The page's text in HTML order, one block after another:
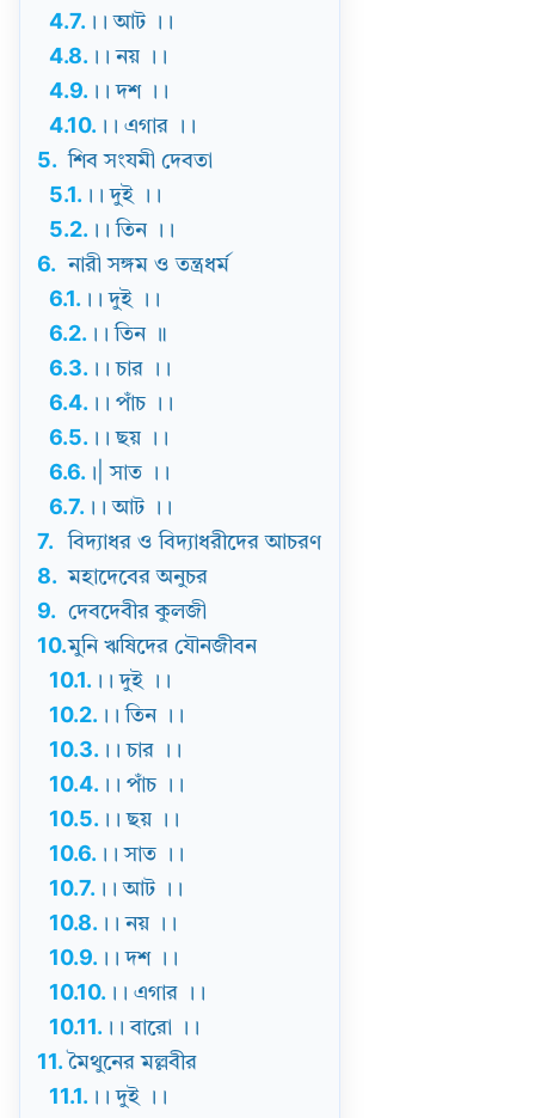
4.7. ।। আট ।।
4.8. ।। নয় ।।
4.9. ।। দশ ।।
4.10. ।। এগার ।।
5. শিব সংযমী দেবতা
5.1. ।। দুই ।।
5.2. ।। তিন ।।
6.
নারী সঙ্গম ও তন্ত্রধর্ম
6.1. ।। দুই ।।
6.2. ।। তিন ॥
6.3. ।। চার ।।
6.4. ।। পাঁচ ।।
6.5. ।। ছয় ।।
6.6. ।| সাত ।।
6.7. ।। আট ।।
7.
বিদ্যাধর ও বিদ্যাধরীদের আচরণ
8. মহাদেবের অনুচর
9.
দেবদেবীর কুলজী
10.মুনি ঋষিদের যৌনজীবন
10.1. ।। দুই ।।
10.2. ।। তিন ।।
10.3. ।। চার ।।
10.4. ।। পাঁচ ।।
10.5. ।। ছয় ।।
10.6. ।। সাত ।।
10.7. ।। আট ।।
10.8. ।। নয় ।।
10.9. ।। দশ ।।
10.10. ।। এগার ।।
10.11. ।। বারো ।।
11. মৈথুনের মল্লবীর
11.1. ।। দুই ।।